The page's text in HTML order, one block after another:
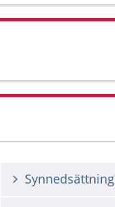
Synnedsättning